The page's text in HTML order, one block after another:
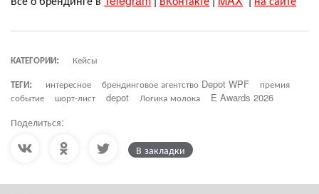
КАТЕГОРИИ:
Кейсы
ТЕГИ:
интересное брендинговое агентство Depot WPF
премия
событие
шорт-лист depot Логика молока E Awards 2026
Поделиться:
В закладки